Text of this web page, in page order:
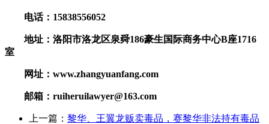
电话：15838556052
地址：洛阳市洛龙区泉舜186豪生国际商务中心B座1716
室
网址：www.zhangyuanfang.com
邮箱：ruiheruilawyer@163.com
上一篇： 黎华、王翼龙贩卖毒品，赛黎华非法持有毒品